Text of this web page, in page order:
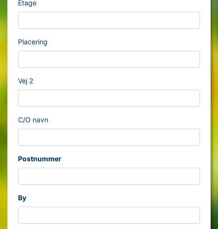
Etage
Placering
Vej 2
C/O navn
Postnummer
By